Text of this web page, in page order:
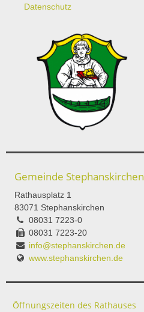
Datenschutz
Gemeinde Stephanskirchen
Rathausplatz 1
83071 Stephanskirchen
08031 7223-0
08031 7223-20
info@stephanskirchen.de
www.stephanskirchen.de
Öffnungszeiten des Rathauses